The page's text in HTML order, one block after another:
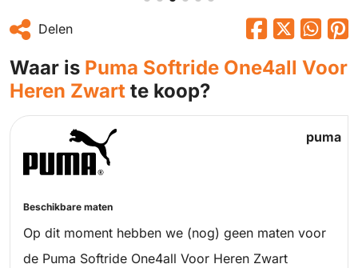
Delen
Waar is Puma Softride One4all Voor
Heren Zwart te koop?
puma
Beschikbare maten
Op dit moment hebben we (nog) geen maten voor
de Puma Softride One4all Voor Heren Zwart